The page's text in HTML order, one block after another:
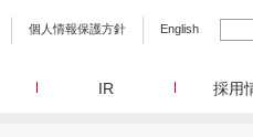
個人情報保護方針 English
IR 採用